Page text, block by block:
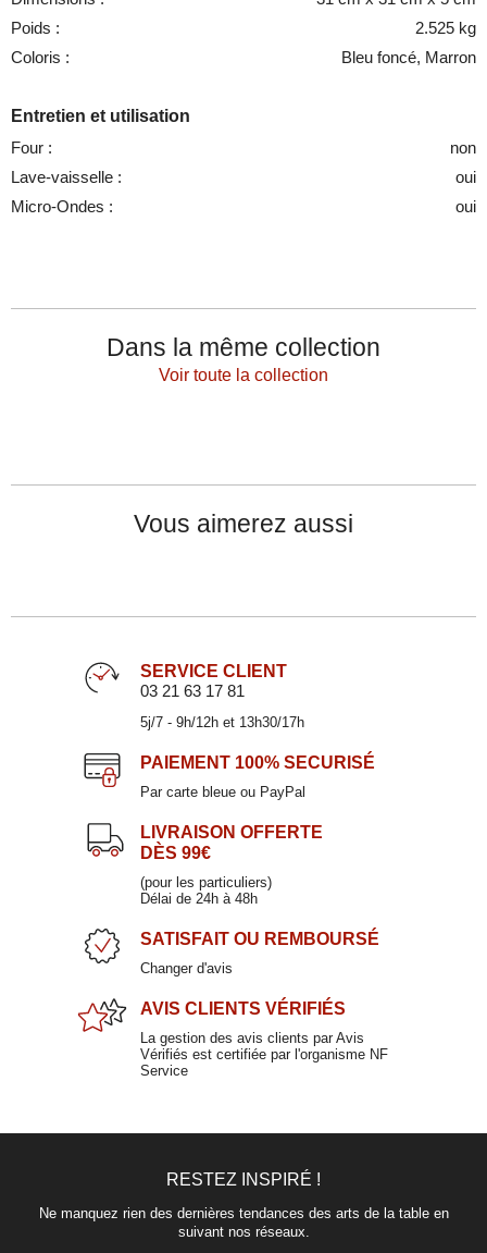
Poids :
2.525 kg
Coloris :
Bleu foncé, Marron
Entretien et utilisation
Four :
non
Lave-vaisselle :
oui
Micro-Ondes :
oui
Dans la même collection
Voir toute la collection
Plat à cake 41x19cm
29,90 €
Plat à tarte 30cm
MARJORIE
Vous aimerez aussi
Coupelles en faïence 26x9cm + plateau - Coffret
TAO
28,50 €
SERVICE CLIENT
03 21 63 17 81
5j/7 - 9h/12h et 13h30/17h
PAIEMENT 100% SECURISÉ
Par carte bleue ou PayPal
LIVRAISON OFFERTE
DÈS 99€
(pour les particuliers)
Délai de 24h à 48h
SATISFAIT OU REMBOURSÉ
Changer d'avis
AVIS CLIENTS VÉRIFIÉS
La gestion des avis clients par Avis
Vérifiés est certifiée par l'organisme NF
Service
RESTEZ INSPIRÉ !
Ne manquez rien des dernières tendances des arts de la table en
suivant nos réseaux.